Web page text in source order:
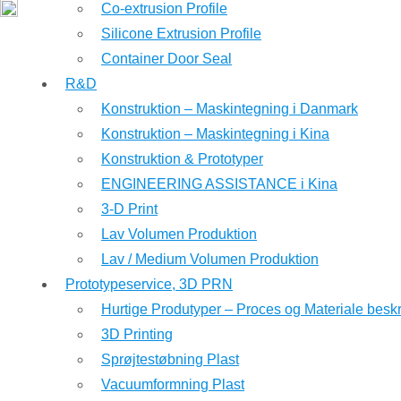
Co-extrusion Profile
Silicone Extrusion Profile
Container Door Seal
R&D
Konstruktion – Maskintegning i Danmark
Konstruktion – Maskintegning i Kina
Konstruktion & Prototyper
ENGINEERING ASSISTANCE i Kina
3-D Print
Lav Volumen Produktion
Lav / Medium Volumen Produktion
Prototypeservice, 3D PRN
Hurtige Produtyper – Proces og Materiale
3D Printing
Sprøjtestøbning Plast
Vacuumformning Plast